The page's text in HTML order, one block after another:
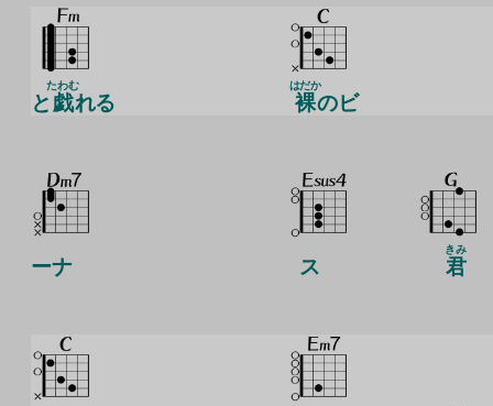
と 戯
たわむ
れる 裸
はだか
のビ
ーナ ス 君
きみ